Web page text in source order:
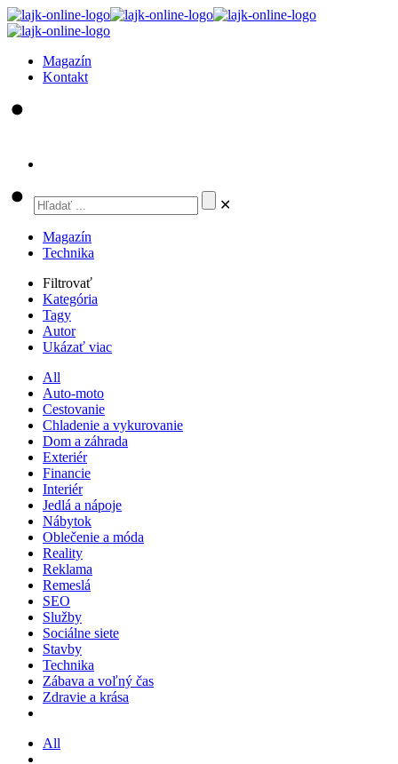
Magazín
Kontakt
✕
Magazín
Technika
Filtrovať
Kategória
Tagy
Autor
Ukázať viac
All
Auto-moto
Cestovanie
Chladenie a vykurovanie
Dom a záhrada
Exteriér
Financie
Interiér
Jedlá a nápoje
Nábytok
Oblečenie a móda
Reality
Reklama
Remeslá
SEO
Služby
Sociálne siete
Stavby
Technika
Zábava a voľný čas
Zdravie a krása
All